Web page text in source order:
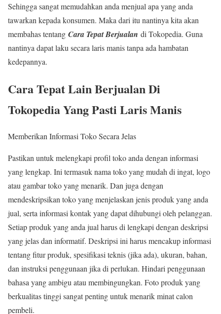
Sehingga sangat memudahkan anda menjual apa yang anda
tawarkan kepada konsumen. Maka dari itu nantinya kita akan
membahas tentang Cara Tepat Berjualan di Tokopedia. Guna
nantinya dapat laku secara laris manis tanpa ada hambatan
kedepannya.
Cara Tepat Lain Berjualan Di
Tokopedia Yang Pasti Laris Manis
Memberikan Informasi Toko Secara Jelas
Pastikan untuk melengkapi profil toko anda dengan informasi
yang lengkap. Ini termasuk nama toko yang mudah di ingat, logo
atau gambar toko yang menarik. Dan juga dengan
mendeskripsikan toko yang menjelaskan jenis produk yang anda
jual, serta informasi kontak yang dapat dihubungi oleh pelanggan.
Setiap produk yang anda jual harus di lengkapi dengan deskripsi
yang jelas dan informatif. Deskripsi ini harus mencakup informasi
tentang fitur produk, spesifikasi teknis (jika ada), ukuran, bahan,
dan instruksi penggunaan jika di perlukan. Hindari penggunaan
bahasa yang ambigu atau membingungkan. Foto produk yang
berkualitas tinggi sangat penting untuk menarik minat calon
pembeli.